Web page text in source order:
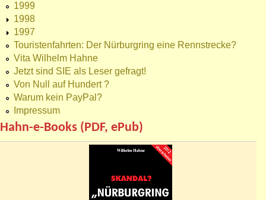
1999
1998
1997
Touristenfahrten: Der Nürburgring eine Rennstrecke?
Vita Wilhelm Hahne
Jetzt sind SIE als Leser gefragt!
Von Null auf Hundert ?
Warum kein PayPal?
Impressum
Hahn-e-Books (PDF, ePub)